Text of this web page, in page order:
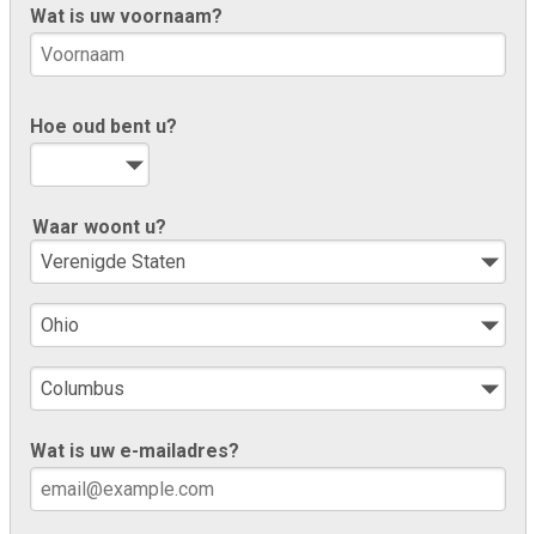
Wat is uw voornaam?
Hoe oud bent u?
Waar woont u?
Wat is uw e-mailadres?